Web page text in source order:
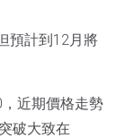
預計到12月將
近期價格走勢
破大致在